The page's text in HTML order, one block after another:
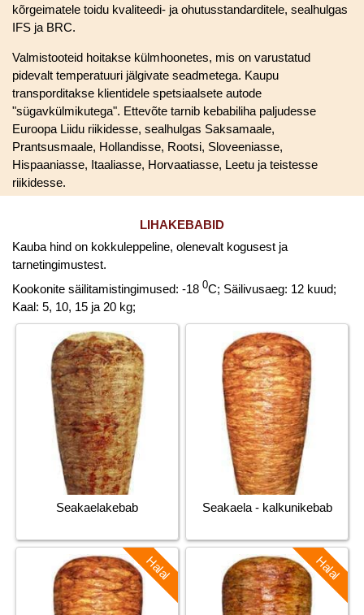
kõrgeimatele toidu kvaliteedi- ja ohutusstandarditele, sealhulgas
IFS ja BRC.
Valmistooteid hoitakse külmhoonetes, mis on varustatud
pidevalt temperatuuri jälgivate seadmetega. Kaupu
transporditakse klientidele spetsiaalsete autode
"sügavkülmikutega". Ettevõte tarnib kebabiliha paljudesse
Euroopa Liidu riikidesse, sealhulgas Saksamaale,
Prantsusmaale, Hollandisse, Rootsi, Sloveeniasse,
Hispaaniasse, Itaaliasse, Horvaatiasse, Leetu ja teistesse
riikidesse.
LIHAKEBABID
Kauba hind on kokkuleppeline, olenevalt kogusest ja
tarnetingimustest.
Kookonite säilitamistingimused: -18 0C; Säilivusaeg: 12 kuud;
Kaal: 5, 10, 15 ja 20 kg;
Seakaelakebab Seakaela - kalkunikebab
Halal Halal